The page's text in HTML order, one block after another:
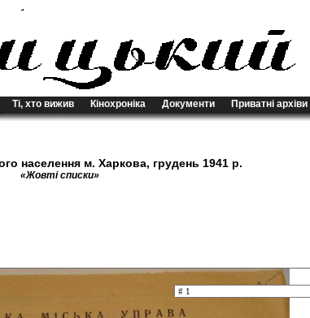
Ті, хто вижив Кінохроніка Документи Приватні архіви
населення м. Харкова, грудень 1941 р.
«Жовті списки»